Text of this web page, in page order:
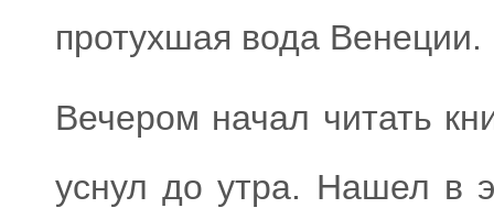
протухшая вода Венеции.
Вечером начал читать
уснул до утра. Нашел в